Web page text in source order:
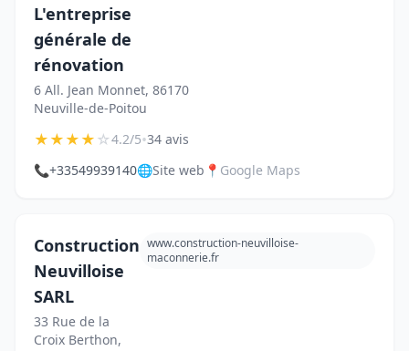
L'entreprise
générale de
rénovation
6 All. Jean Monnet, 86170
Neuville-de-Poitou
★★★★☆4.2/5•34 avis
📞+33549939140🌐Site web 📍 Google Maps
Construction
Neuvilloise
SARL
33 Rue de la
Croix Berthon,
www.construction-neuvilloise-
maconnerie.fr